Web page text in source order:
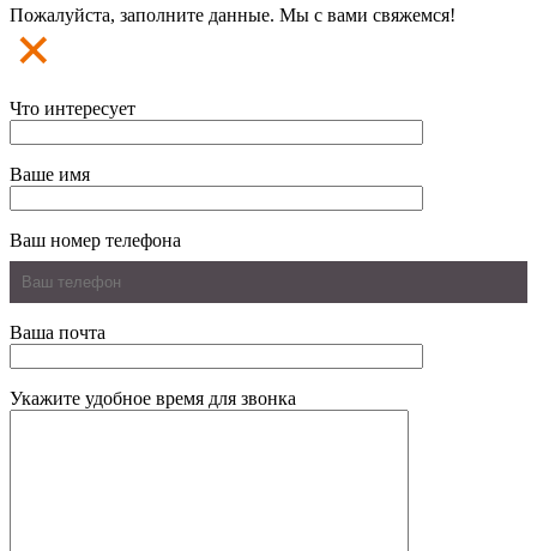
Пожалуйста, заполните данные. Мы с вами свяжемся!
Что интересует
Ваше имя
Ваш номер телефона
Ваша почта
Укажите удобное время для звонка